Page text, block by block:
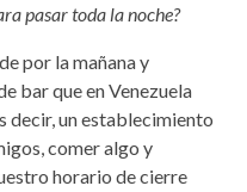
pasar toda la noche?
por la mañana y
bar que en Venezuela
decir, un establecimiento
comer algo y
horario de cierre